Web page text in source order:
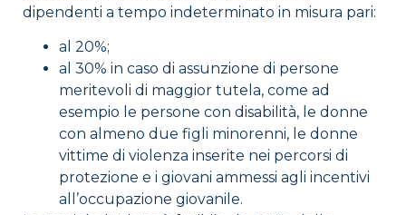
dipendenti a tempo indeterminato in misura pari:
al 20%;
al 30% in caso di assunzione di persone
meritevoli di maggior tutela, come ad
esempio le persone con disabilità, le donne
con almeno due figli minorenni, le donne
vittime di violenza inserite nei percorsi di
protezione e i giovani ammessi agli incentivi
all’occupazione giovanile.